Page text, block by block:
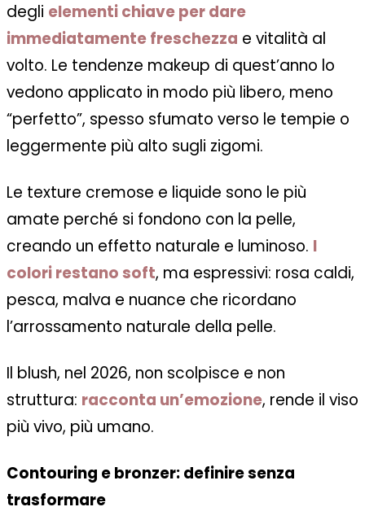
degli elementi chiave per dare
immediatamente freschezza e vitalità al
volto. Le tendenze makeup di quest’anno lo
vedono applicato in modo più libero, meno
“perfetto”, spesso sfumato verso le tempie o
leggermente più alto sugli zigomi.
Le texture cremose e liquide sono le più
amate perché si fondono con la pelle,
creando un effetto naturale e luminoso. I
colori restano soft, ma espressivi: rosa caldi,
pesca, malva e nuance che ricordano
l’arrossamento naturale della pelle.
Il blush, nel 2026, non scolpisce e non
struttura: racconta un’emozione, rende il viso
più vivo, più umano.
Contouring e bronzer: definire senza
trasformare